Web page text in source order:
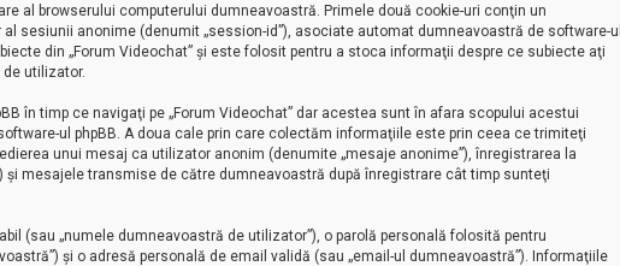
al browserului computerului dumneavoastră. Primele două cookie-uri conţin un
sesiunii anonime (denumit „session-id”), asociate automat dumneavoastră de software-ul
din „Forum Videochat” şi este folosit pentru a stoca informaţii despre ce subiecte aţi
utilizator.
în timp ce navigaţi pe „Forum Videochat” dar acestea sunt în afara scopului acestui
ul phpBB. A doua cale prin care colectăm informaţiile este prin ceea ce trimiteţi
unui mesaj ca utilizator anonim (denumite „mesaje anonime”), înregistrarea la
şi mesajele transmise de către dumneavoastră după înregistrare cât timp sunteţi
(sau „numele dumneavoastră de utilizator”), o parolă personală folosită pentru
şi o adresă personală de email validă (sau „email-ul dumneavoastră”). Informaţiile